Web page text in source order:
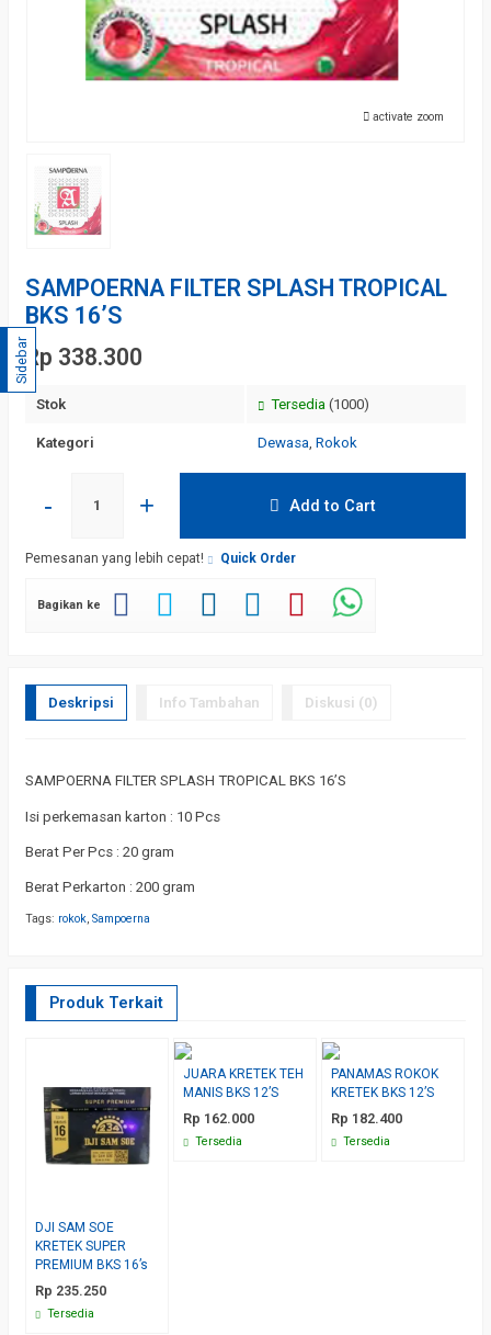
activate zoom
SAMPOERNA FILTER SPLASH TROPICAL
BKS 16’S
Rp 338.300
Stok Tersedia (1000)
Kategori Dewasa, Rokok
- + Add to Cart
Pemesanan yang lebih cepat! Quick Order
Bagikan ke
Deskripsi Info Tambahan Diskusi (0)
SAMPOERNA FILTER SPLASH TROPICAL BKS 16’S
Isi perkemasan karton : 10 Pcs
Berat Per Pcs : 20 gram
Berat Perkarton : 200 gram
Tags: rokok, Sampoerna
Produk Terkait
DJI SAM SOE
KRETEK SUPER
PREMIUM BKS 16’s
Rp 235.250
Tersedia
JUARA KRETEK TEH
MANIS BKS 12’S
Rp 162.000
Tersedia
PANAMAS ROKOK
KRETEK BKS 12’S
Rp 182.400
Tersedia
Sidebar